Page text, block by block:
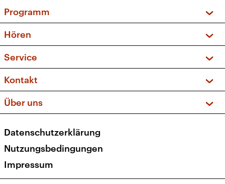
Programm
Sendungen und Podcasts
Musikliste
Kakadu – Das Kinderprogramm
Hören
Frequenzen (UKW + DAB+)
Service
FAQ
Apps
Newsletter
Veranstaltungen
Kontakt
Social Media
Über uns
Presse
Karriere
Transparenz
Datenschutzerklärung
Nutzungsbedingungen
Impressum